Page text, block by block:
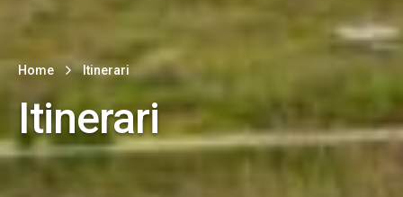
Home Itinerari
Itinerari